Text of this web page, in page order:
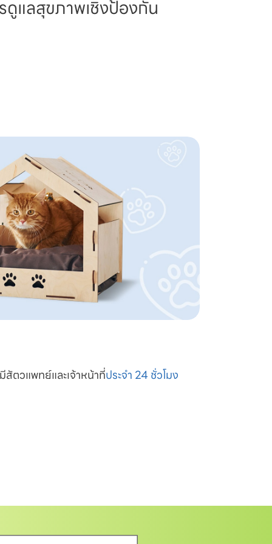
ดูแลสุขภาพเชิงป้องกัน
ตวแพทย์และเจ้าหน้าที่ประจำ 24 ชั่วโมง